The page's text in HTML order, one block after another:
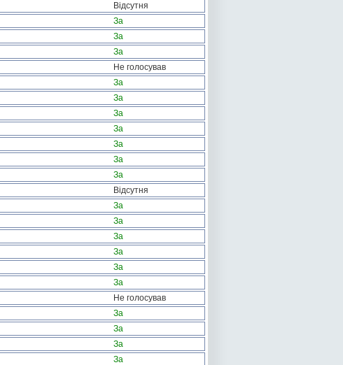
Відсутня
За
За
За
Не голосував
За
За
За
За
За
За
За
Відсутня
За
За
За
За
За
За
Не голосував
За
За
За
За